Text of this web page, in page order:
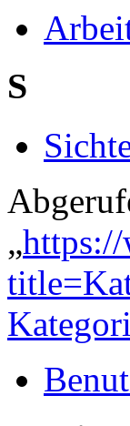
S
„https://